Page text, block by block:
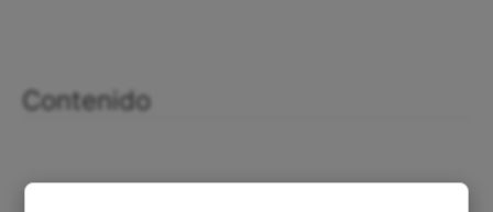
Contenido